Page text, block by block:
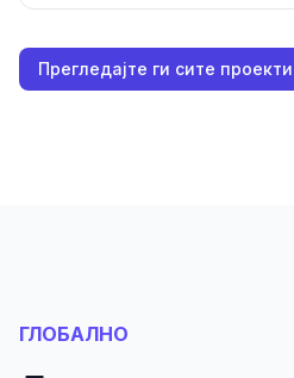
Прегледајте ги сите проекти
ГЛОБАЛНО